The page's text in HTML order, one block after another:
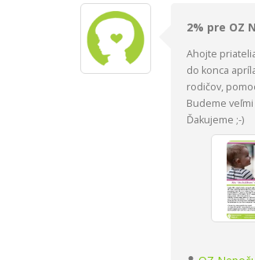
2% pre OZ
Ahojte
do konca
rodičov,
Budeme
Ďakujeme ;-)